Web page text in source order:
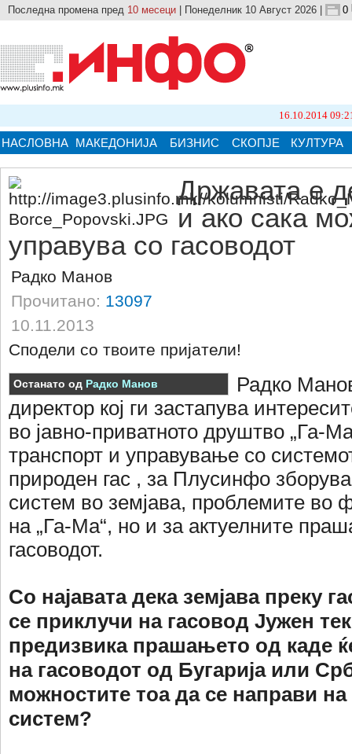
Последна промена пред 10 месеци | Понеделник 10 Август 2026 | 0
16.10.2014 09:21 Бројот на
НАСЛОВНА МАКЕДОНИЈА БИЗНИС СКОПЈЕ КУЛТУРА
Државата е
и ако сака
управува со гасоводот
Радко Манов
Прочитано: 13097
10.11.2013
Сподели со твоите пријатели!
Останатo од Радко Манов
Радко
директор кој ги застапува
во јавно-приватното друштво „Га-
транспорт и управување со
природен гас , за Плусинфо
систем во земјава, проблемите во
на „Га-Ма“, но и за актуелните
гасоводот.
Со најавата дека земјава преку
се приклучи на гасовод Јужен
предизвика прашањето од каде
на гасоводот од Бугарија или
можностите тоа да се направи
систем?